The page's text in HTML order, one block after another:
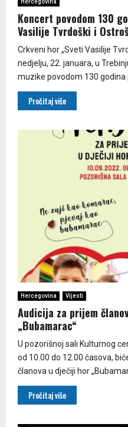
Hercegovina
Koncert povodom 130
Vasilije Tvrdoški i
Crkveni hor „Sveti Vasilije
nedjelju, 22. januara, u
muzike povodom 130 godina
Pročitaj više
Hercegovina Vijesti
Audicija za prijem
„Bubamarac“
U pozorišnoj sali Kulturnog
od 10.00 do 12.00 časova,
članova u dječiji hor
Pročitaj više